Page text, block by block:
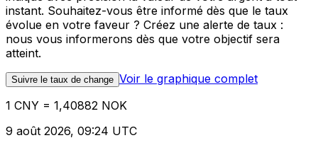
instant. Souhaitez-vous être informé dès que le taux
évolue en votre faveur ? Créez une alerte de taux :
nous vous informerons dès que votre objectif sera
atteint.
Suivre le taux de change Voir le graphique complet
1 CNY = 1,40882 NOK
9 août 2026, 09:24 UTC